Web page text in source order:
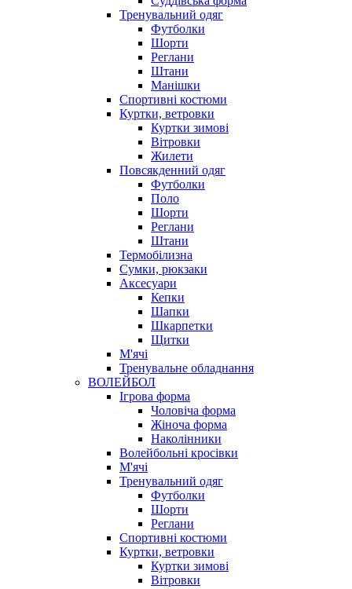
Тренувальний одяг
Футболки
Шорти
Реглани
Штани
Манішки
Спортивні костюми
Куртки, ветровки
Куртки зимові
Вітровки
Жилети
Повсякденний одяг
Футболки
Поло
Шорти
Реглани
Штани
Термобілизна
Сумки, рюкзаки
Аксесуари
Кепки
Шапки
Шкарпетки
Щитки
М'ячі
Тренувальне обладнання
ВОЛЕЙБОЛ
Ігрова форма
Чоловіча форма
Жіноча форма
Наколінники
Волейбольні кросівки
М'ячі
Тренувальний одяг
Футболки
Шорти
Реглани
Спортивні костюми
Куртки, ветровки
Куртки зимові
Вітровки